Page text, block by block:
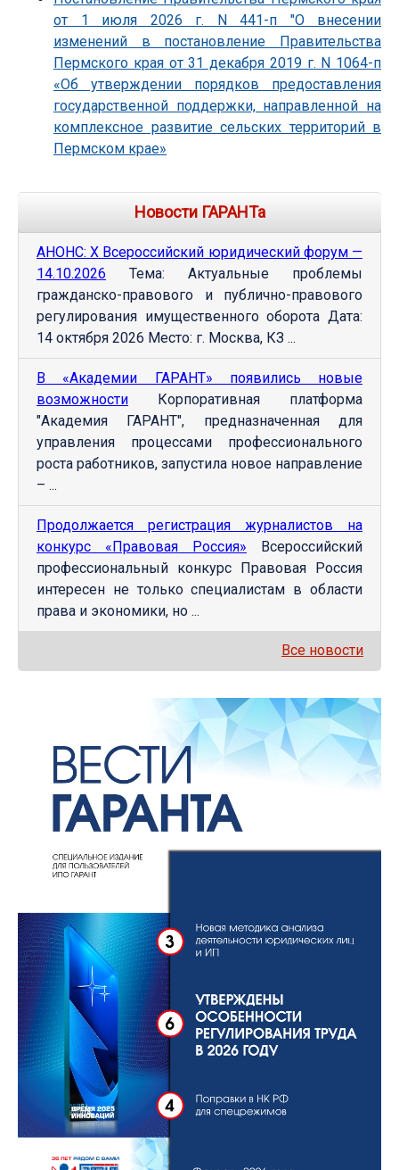
от 1 июля 2026 г. N 441-п "О внесении
изменений в постановление Правительства
Пермского края от 31 декабря 2019 г. N 1064-п
«Об утверждении порядков предоставления
государственной поддержки, направленной на
комплексное развитие сельских территорий в
Пермском крае»
Новости ГАРАНТа
АНОНС: Х Всероссийский юридический форум —
14.10.2026 Тема: Актуальные проблемы
гражданско-правового и публично-правового
регулирования имущественного оборота Дата:
14 октября 2026 Место: г. Москва, КЗ ...
В «Академии ГАРАНТ» появились новые
возможности Корпоративная платформа
"Академия ГАРАНТ", предназначенная для
управления процессами профессионального
роста работников, запустила новое направление
– ...
Продолжается регистрация журналистов на
конкурс «Правовая Россия» Всероссийский
профессиональный конкурс Правовая Россия
интересен не только специалистам в области
права и экономики, но ...
Все новости